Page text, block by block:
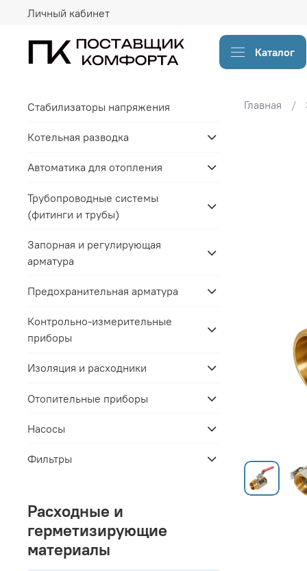
Личный кабинет
Каталог
Главная
Стабилизаторы напряжения
Котельная разводка
Автоматика для отопления
Трубопроводные системы
(фитинги и трубы)
Запорная и регулирующая
арматура
Предохранительная арматура
Контрольно-измерительные
приборы
Изоляция и расходники
Отопительные приборы
Насосы
Фильтры
Расходные и
герметизирующие
материалы